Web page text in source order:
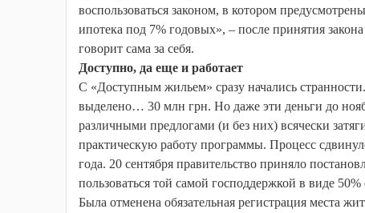
воспользоваться законом, в котором
ипотека под 7% годовых», – после принятия
говорит сама за себя.
Доступно, да еще и работает
С «Доступным жильем» сразу начались
выделено… 30 млн грн. Но даже эти деньги до
различными предлогами (и без них) всячески
практическую работу программы. Процесс
года. 20 сентября правительство приняло
пользоваться той самой господдержкой в виде
Была отменена обязательная регистрация места